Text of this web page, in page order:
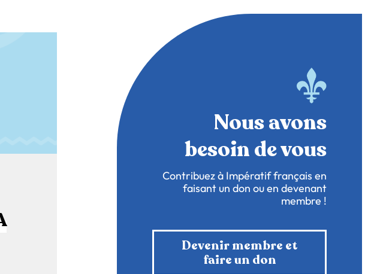
Nous avons
besoin de vous
Contribuez à Impératif français en
faisant un don ou en devenant
membre !
Devenir membre et
faire un don